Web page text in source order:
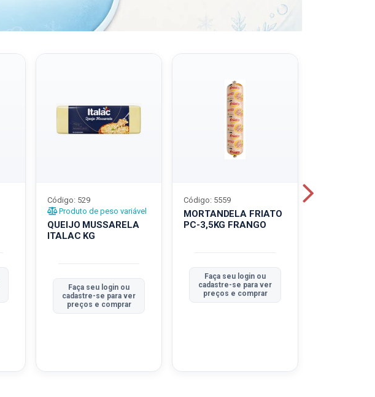
QUEIJO MUSSARELA
ITALAC KG
Código: 529
Produto de peso variável
Faça seu login ou
cadastre-se para ver
preços e comprar
MORTANDELA FRIATO
PC-3,5KG FRANGO
Código: 5559
Faça seu login ou
cadastre-se para ver
preços e comprar